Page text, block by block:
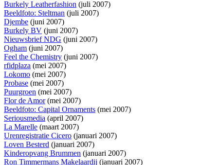
Burkely Leatherfashion (juli 2007)
Beeldfoto: Steltman (juli 2007)
Djembe (juni 2007)
Burkely BV (juni 2007)
Nieuwsbrief NDG (juni 2007)
Ogham (juni 2007)
Feel the Chemistry (juni 2007)
rfidplaza (mei 2007)
Lokomo (mei 2007)
Probase (mei 2007)
Puurgroen (mei 2007)
Flor de Amor(mei 2007)
Beeldfoto: Capital Ornaments (mei 2007)
Seriousmedia (april 2007)
La Marelle (maart 2007)
Urenregistratie Cicero (januari 2007)
Loven Besterd (januari 2007)
Kinderopvang Brummen (januari 2007)
Ron Timmermans Makelaardij (januari 2007)